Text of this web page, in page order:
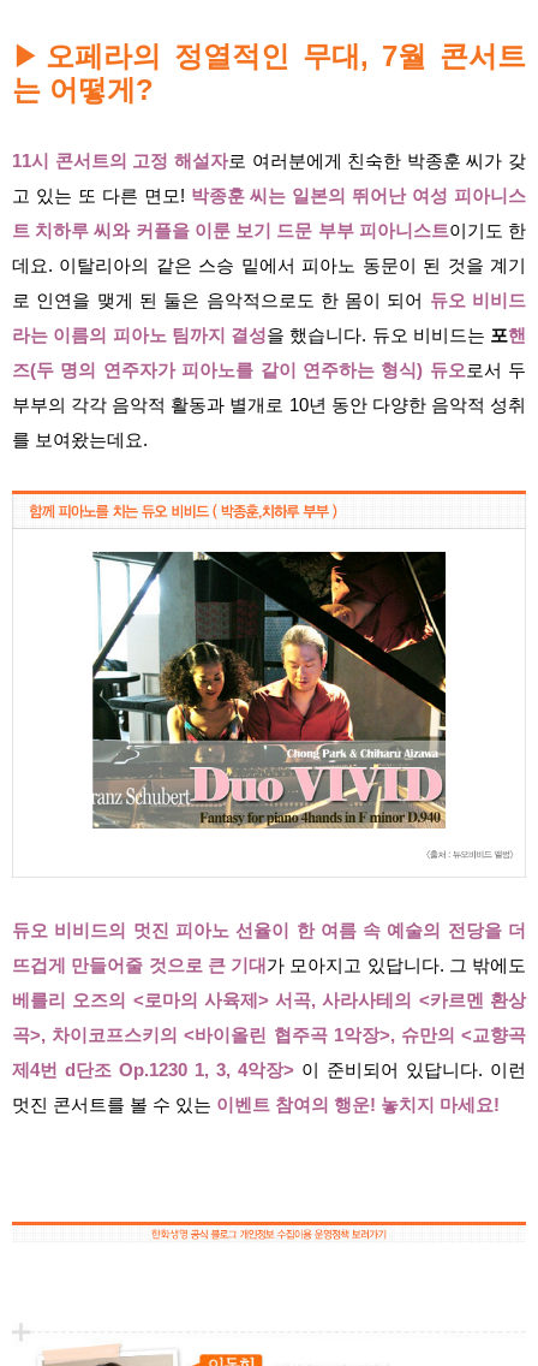
▶ 오페라의 정열적인 무대, 7월 콘서트
는 어떻게?
11시 콘서트의 고정 해설자로 여러분에게 친숙한 박종훈 씨가 갖
고 있는 또 다른 면모! 박종훈 씨는 일본의 뛰어난 여성 피아니스
트 치하루 씨와 커플을 이룬 보기 드문 부부 피아니스트이기도 한
데요. 이탈리아의 같은 스승 밑에서 피아노 동문이 된 것을 계기
로 인연을 맺게 된 둘은 음악적으로도 한 몸이 되어 듀오 비비드
라는 이름의 피아노 팀까지 결성을 했습니다. 듀오 비비드는 포핸
즈(두 명의 연주자가 피아노를 같이 연주하는 형식) 듀오 로서 두
부부의 각각 음악적 활동과 별개로 10년 동안 다양한 음악적 성취
를 보여왔는데요.
듀오 비비드의 멋진 피아노 선율이 한 여름 속 예술의 전당을 더
뜨겁게 만들어줄 것으로 큰 기대 가 모아지고 있답니다. 그 밖에도
베를리 오즈의 <로마의 사육제> 서곡, 사라사테의 <카르멘 환상
곡>, 차이코프스키의 <바이올린 협주곡 1악장>, 슈만의 <교향곡
제4번 d단조 Op.1230 1, 3, 4악장> 이 준비되어 있답니다. 이런
멋진 콘서트를 볼 수 있는 이벤트 참여의 행운! 놓치지 마세요!